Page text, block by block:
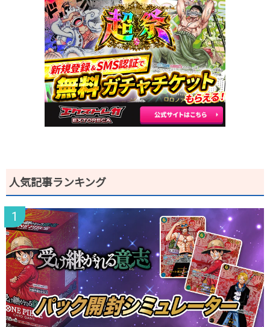
人気記事ランキング